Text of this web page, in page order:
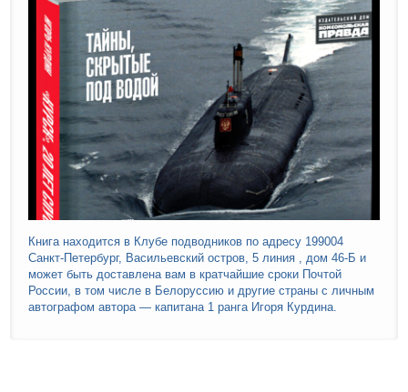
Книга находится в Клубе подводников по адресу 199004
Санкт-Петербург, Васильевский остров, 5 линия , дом 46-Б и
может быть доставлена вам в кратчайшие сроки Почтой
России, в том числе в Белоруссию и другие страны с личным
автографом автора — капитана 1 ранга Игоря Курдина.